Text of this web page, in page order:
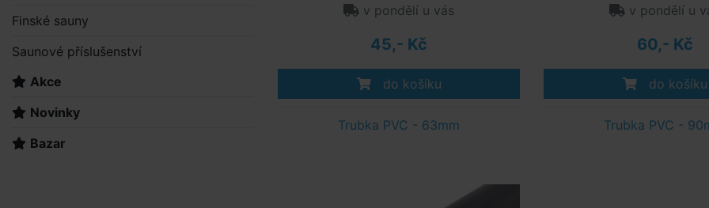
v pondělí u vás
45,- Kč
do košíku
v pondělí u
60,- Kč
do košíku
Trubka PVC - 63mm Trubka PVC -
Finské sauny
Saunové příslušenství
Akce
Novinky
Bazar